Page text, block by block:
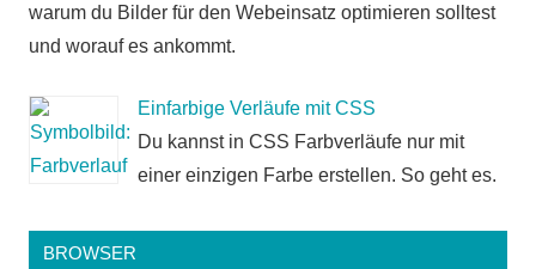
warum du Bilder für den Webeinsatz optimieren solltest
und worauf es ankommt.
Einfarbige Verläufe mit CSS
Du kannst in CSS Farbverläufe nur mit
einer einzigen Farbe erstellen. So geht es.
BROWSER